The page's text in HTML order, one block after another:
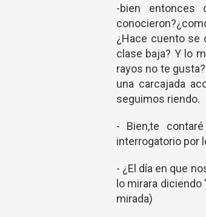
-bien entonces
¿Hace cuento se
clase baja? Y lo
rayos no te
una carcajada
seguimos riendo.
- Bien,te
interrogatorio por
- ¿El día en que
lo mirara
mirada)